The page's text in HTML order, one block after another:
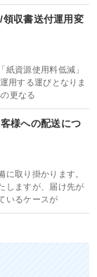
収書送付運用変
資源使用料低減」
用する運びとなりま
更なる
様への配送につ
取り掛かります。
しますが、届け先が
いるケースが